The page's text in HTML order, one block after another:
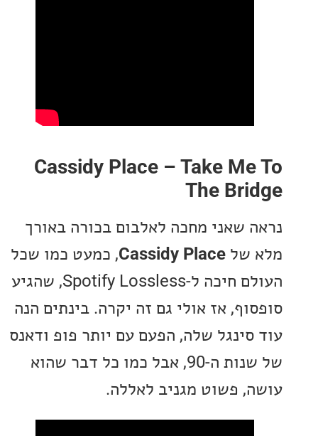
Cassidy Place – Take
The
שאני מחכה לאלבום בכורה באורך
Cassidy Place , כמעט כמו שכל
העולם חיכה ל-Spotify Lossless, שהגיע
אז אולי גם זה יקרה. בינתים הנה
שלה, הפעם עם יותר פופ ודאנס
של שנות ה-90, אבל כמו כל דבר שהוא
פשוט מגניב לאללה.